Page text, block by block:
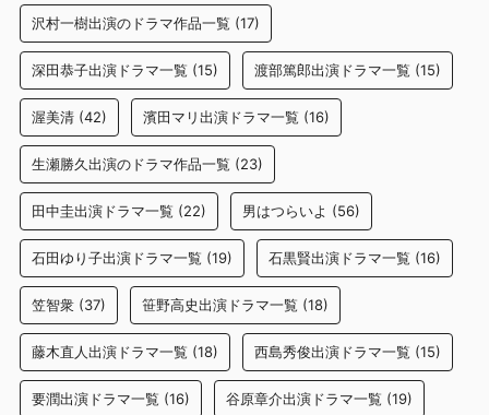
沢村一樹出演のドラマ作品一覧 (17)
深田恭子出演ドラマ一覧 (15) 渡部篤郎出演ドラマ一覧 (15)
渥美清 (42) 濱田マリ出演ドラマ一覧 (16)
生瀬勝久出演のドラマ作品一覧 (23)
田中圭出演ドラマ一覧 (22) 男はつらいよ (56)
石田ゆり子出演ドラマ一覧 (19) 石黒賢出演ドラマ一覧 (16)
笠智衆 (37) 笹野高史出演ドラマ一覧 (18)
藤木直人出演ドラマ一覧 (18) 西島秀俊出演ドラマ一覧 (15)
要潤出演ドラマ一覧 (16) 谷原章介出演ドラマ一覧 (19)